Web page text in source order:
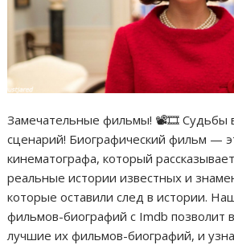
Замечательные фильмы! 📽🎞 Судьбы
сценарий! Биографический фильм —
кинематографа, который
реальные истории известных и
которые оставили след в истории.
фильмов-биографий с Imdb позволит
лучшие их фильмов-биографий, и